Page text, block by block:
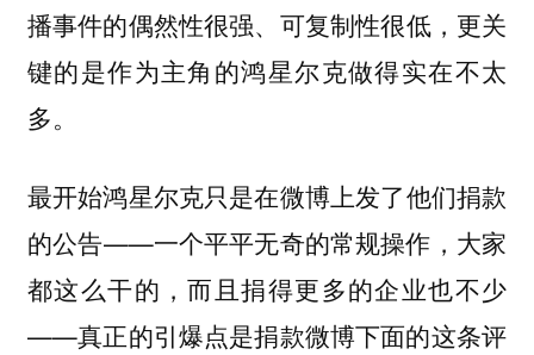
播事件的偶然性很强、可复制性很低，更关
键的是作为主角的鸿星尔克做得实在不太
多。
最开始鸿星尔克只是在微博上发了他们捐款
的公告——一个平平无奇的常规操作，大家
都这么干的，而且捐得更多的企业也不少
——真正的引爆点是捐款微博下面的这条评